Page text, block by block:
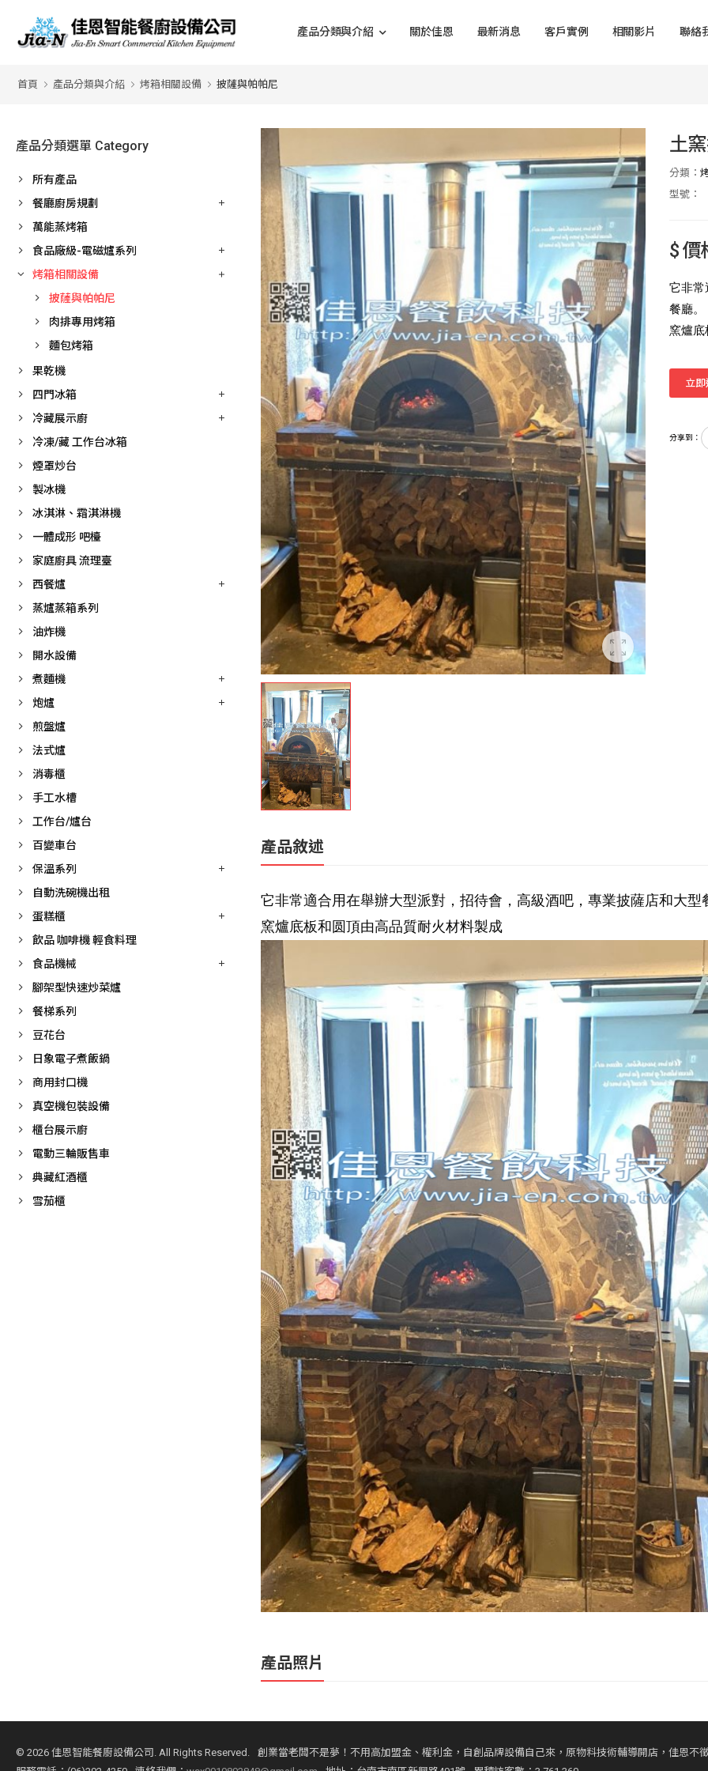
產品分類與介紹 關於佳恩 最新消息 客戶實例 相關影片 聯絡
首頁 產品分類與介紹 烤箱相關設備 披薩與帕帕尼
產品分類選單 Category
所有產品
餐廳廚房規劃
萬能蒸烤箱
食品廠級-電磁爐系列
烤箱相關設備
披薩與帕帕尼
肉排專用烤箱
麵包烤箱
果乾機
四門冰箱
冷藏展示廚
冷凍/藏 工作台冰箱
煙罩炒台
製冰機
冰淇淋、霜淇淋機
一體成形 吧檯
家庭廚具 流理臺
西餐爐
蒸爐蒸箱系列
油炸機
開水設備
煮麵機
炮爐
煎盤爐
法式爐
消毒櫃
手工水槽
工作台/爐台
百變車台
保溫系列
自動洗碗機出租
蛋糕櫃
飲品 咖啡機 輕食料理
食品機械
腳架型快速炒菜爐
餐梯系列
豆花台
日象電子煮飯鍋
商用封口機
真空機包裝設備
櫃台展示廚
電動三輪販售車
典藏紅酒櫃
雪茄櫃
土
分類：
型號：
$ 價
它非常
餐廳。
窯爐
立
分享到：
產品敘述
它非常適合用在舉辦大型派對，招待會，高級酒吧，專業披薩店和大型
窯爐底板和圆頂由高品質耐火材料製成
產品照片
© 2026 佳恩智能餐廚設備公司. All Rights Reserved.
創業當老闆不是夢！不用高加盟金、權利金，自創品牌設備自己來，原物料技術輔導開店，佳恩不